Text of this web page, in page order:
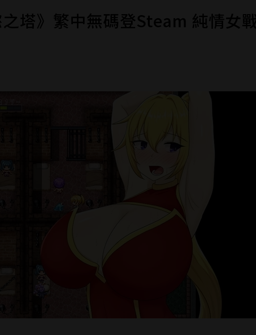
塔》繁中無碼登Steam 純情女